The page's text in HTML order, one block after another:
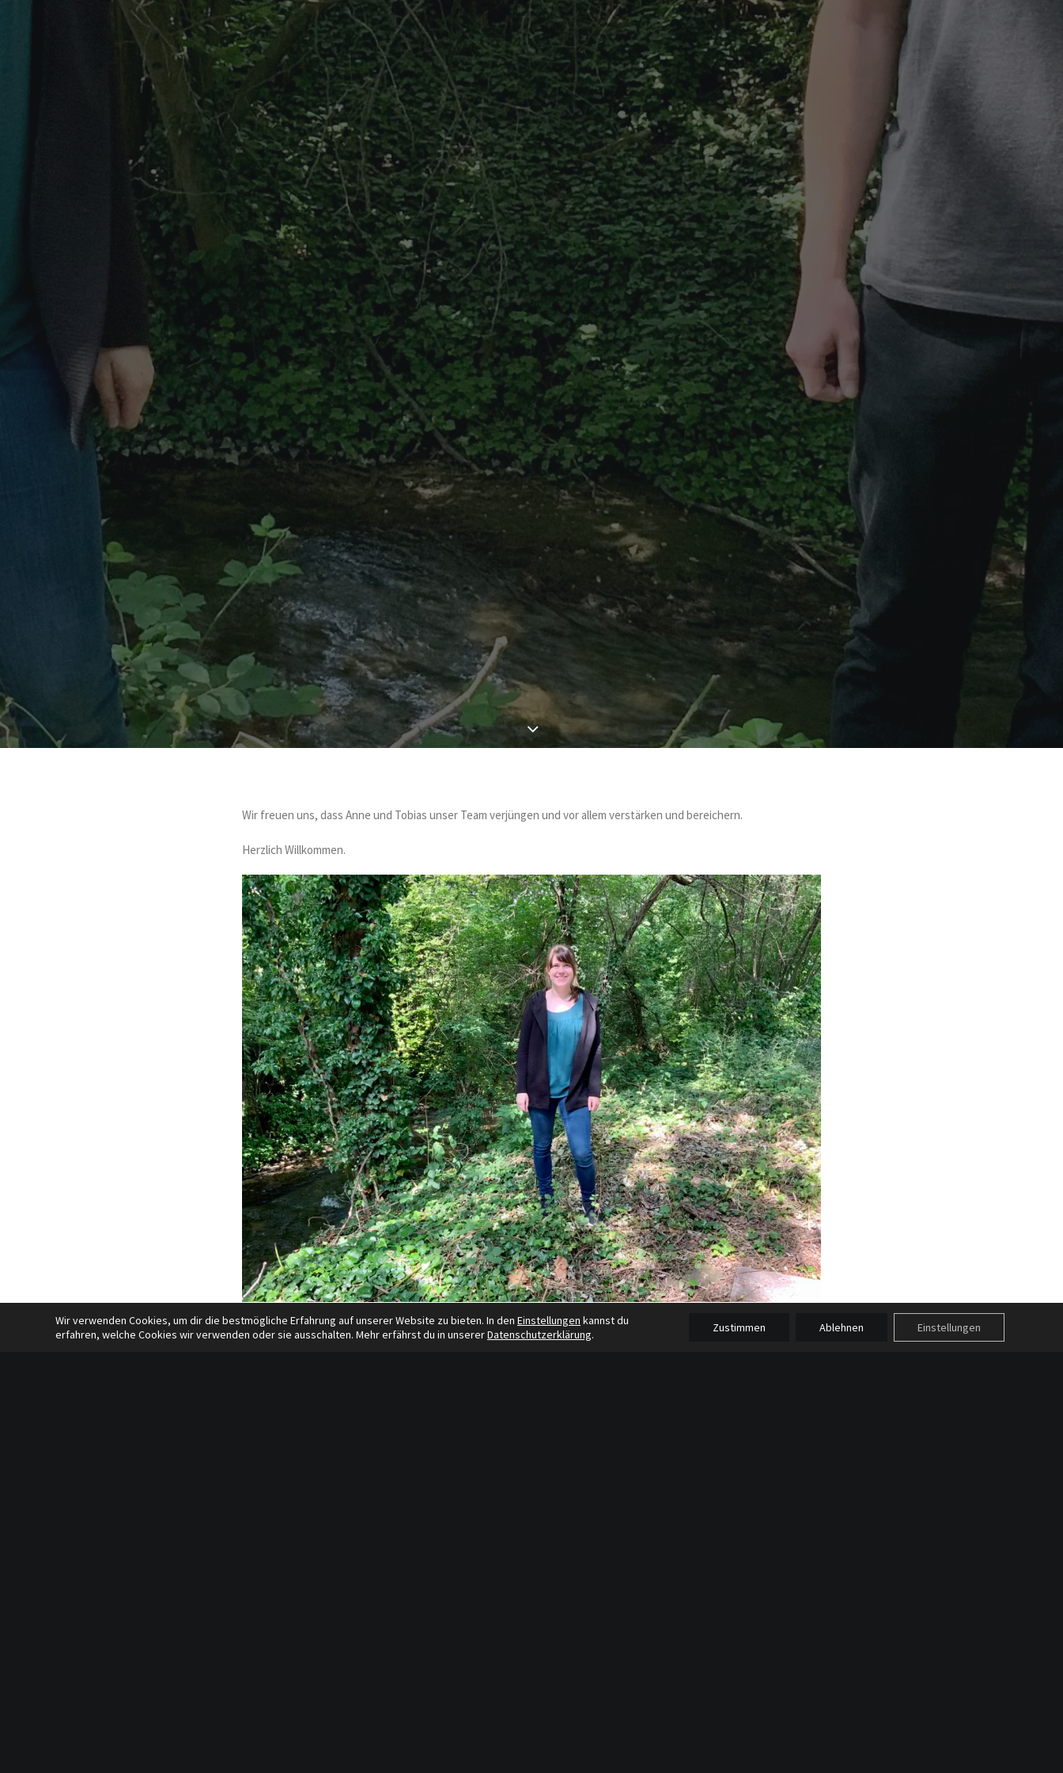
Wir freuen uns, dass Anne und Tobias unser Team verjüngen und vor allem verstärken und bereichern.
Herzlich Willkommen.
Ich heiße ….. Anne Hetzer
Wir verwenden Cookies, um dir die bestmögliche Erfahrung auf unserer Website zu bieten. In den Einstellungen kannst du
erfahren, welche Cookies wir verwenden oder sie ausschalten. Mehr erfährst du in unsererDatenschutzerklärung. Zustimmen Ablehnen Einstellungen